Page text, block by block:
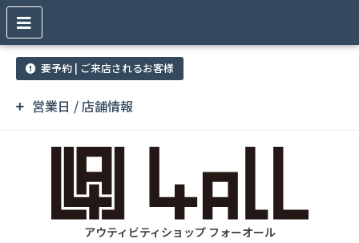
営業日 / 店舗情報
要予約 | ご来店されるお客様
アウティビティショップ フォーオール